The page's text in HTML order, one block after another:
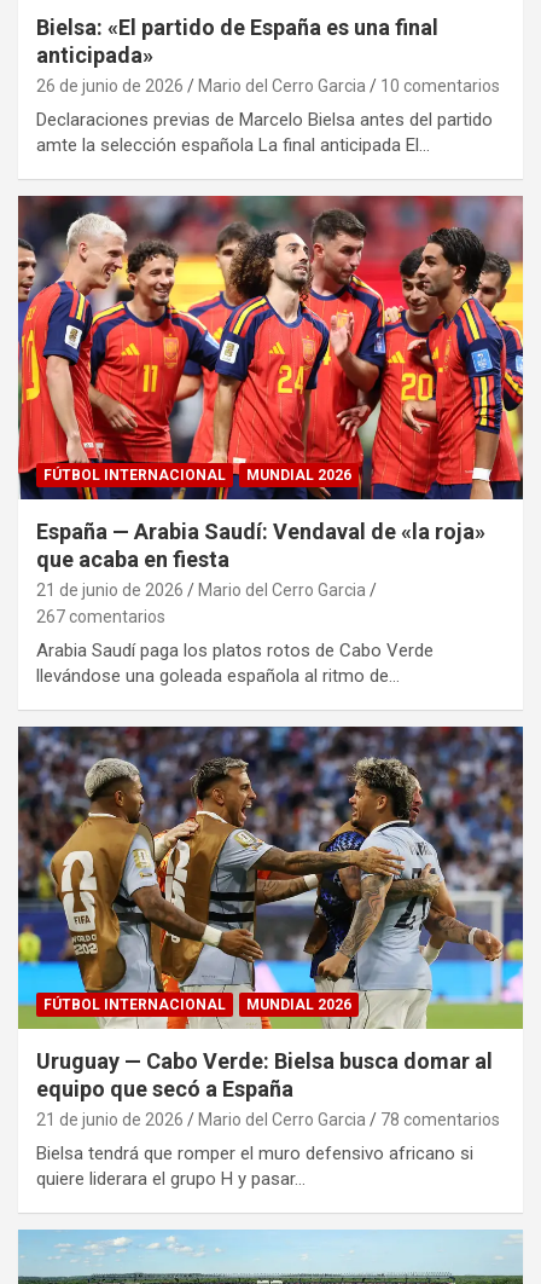
Bielsa: «El partido de España es una final
anticipada»
26 de junio de 2026 Mario del Cerro Garcia 10 comentarios
Declaraciones previas de Marcelo Bielsa antes del partido
amte la selección española La final anticipada El…
FÚTBOL INTERNACIONAL MUNDIAL 2026
España — Arabia Saudí: Vendaval de «la roja»
que acaba en fiesta
21 de junio de 2026
Mario del Cerro Garcia
267 comentarios
Arabia Saudí paga los platos rotos de Cabo Verde
llevándose una goleada española al ritmo de…
FÚTBOL INTERNACIONAL MUNDIAL 2026
Uruguay — Cabo Verde: Bielsa busca domar al
equipo que secó a España
21 de junio de 2026 Mario del Cerro Garcia 78 comentarios
Bielsa tendrá que romper el muro defensivo africano si
quiere liderara el grupo H y pasar…